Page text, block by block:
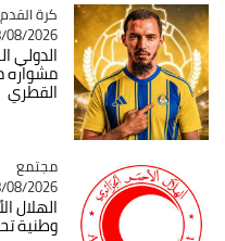
Catégorie
كرة القدم
08/08/2026 - 14:24
الدولي
مشواره
القطري
Catégorie
مجتمع
08/08/2026 - 13:37
الهلال
وطنية